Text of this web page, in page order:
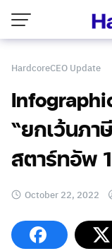
content
HardcoreCEO Update
“ยกเว้นภ
สตาร์ทอัพ
October 22, 2022